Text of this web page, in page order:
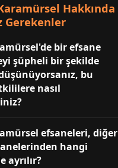
Hakkında
Gerekenler
bir efsane
şüpheli bir şekilde
düşünüyorsanız, bu
nasıl
efsaneleri, diğer
hangi
ayrılır?